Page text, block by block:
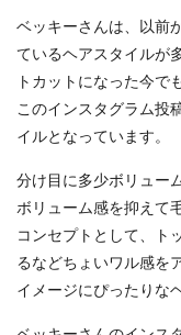
ベッキーさんは、以前
ているヘアスタイルが
トカットになった今で
このインスタグラム投
イルとなっています。
分け目に多少ボリュー
ボリューム感を抑えて
コンセプトとして、ト
るなどちょいワル感を
イメージにぴったりな